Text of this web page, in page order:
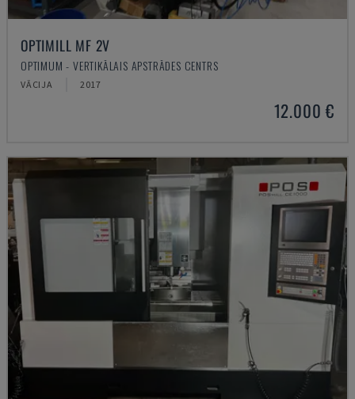
OPTIMILL MF 2V
OPTIMUM - VERTIKĀLAIS APSTRĀDES CENTRS
VĀCIJA 2017
12.000 €